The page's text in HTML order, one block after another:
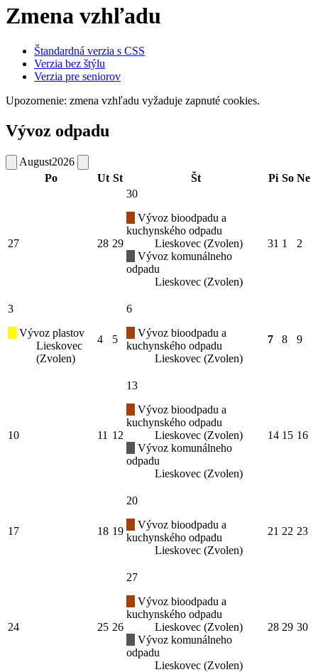
Zmena vzhľadu
Štandardná verzia s CSS
Verzia bez štýlu
Verzia pre seniorov
Upozornenie: zmena vzhľadu vyžaduje zapnuté cookies.
Vývoz odpadu
August2026
Po
Ut St Št Pi So Ne
27 28 29
30
Vývoz bioodpadu a
kuchynského odpadu
Lieskovec (Zvolen)
Vývoz komunálneho
odpadu
Lieskovec (Zvolen)
31 1 2
3
Vývoz plastov
Lieskovec
(Zvolen)
4 5
6
Vývoz bioodpadu a
kuchynského odpadu
Lieskovec (Zvolen)
7 8 9
10 11 12
13
Vývoz bioodpadu a
kuchynského odpadu
Lieskovec (Zvolen)
Vývoz komunálneho
odpadu
Lieskovec (Zvolen)
14 15 16
17 18 19
20
Vývoz bioodpadu a
kuchynského odpadu
Lieskovec (Zvolen)
21 22 23
24 25 26
27
Vývoz bioodpadu a
kuchynského odpadu
Lieskovec (Zvolen)
Vývoz komunálneho
odpadu
Lieskovec (Zvolen)
28 29 30